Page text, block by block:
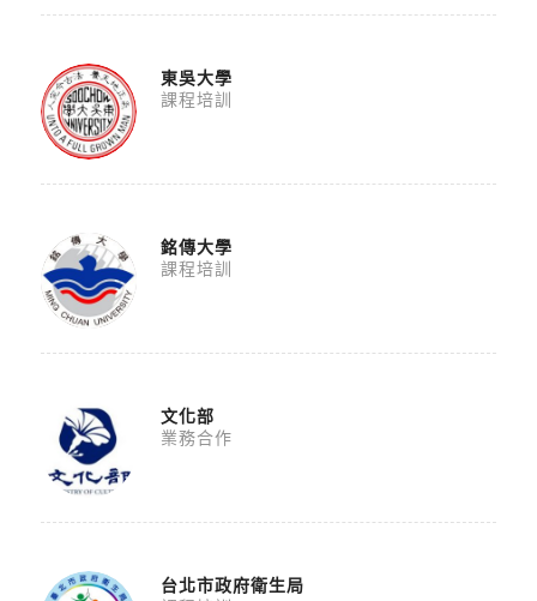
東吳大學
課程培訓
銘傳大學
課程培訓
文化部
業務合作
台北市政府衛生局